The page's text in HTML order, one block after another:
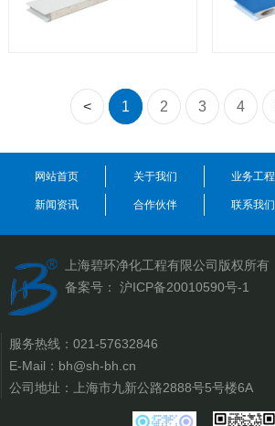
< 1 2 3 4
网站首页 关于我们 业务工程
新闻资讯 合作伙伴 联系我们
上海碧环净化工程有限公司 版权所有
备案号： 沪ICP备20010590号-1
服务热线： 021-57632846
E-Mail： bh@sh-bh.cn
公司地址：上海市九新公路2888号5号楼6A